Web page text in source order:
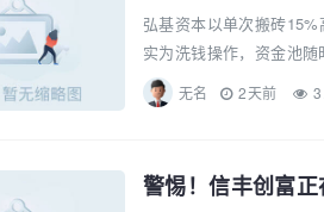
弘基资本以单次搬砖
实为洗钱操作，资金池
无名 2天前
警惕！信丰创富